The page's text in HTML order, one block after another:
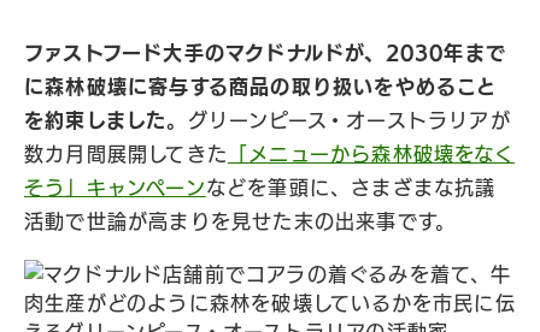
ファストフード大手のマクドナルドが、2030年まで
に森林破壊に寄与する商品の取り扱いをやめること
を約束しました。 グリーンピース・オーストラリアが
数カ月間展開してきた
「メニューから森林破壊をなく
そう」キャンペーンなどを筆頭に、さまざまな抗議
活動で世論が高まりを見せた末の出来事です。